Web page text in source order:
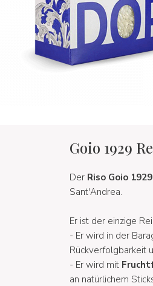
Goio 1929
Der Riso Goio 1929
Sant'Andrea.
Er ist der einzige
- Er wird in der
Rückverfolgbarkeit
- Er wird mit
an natürlichem